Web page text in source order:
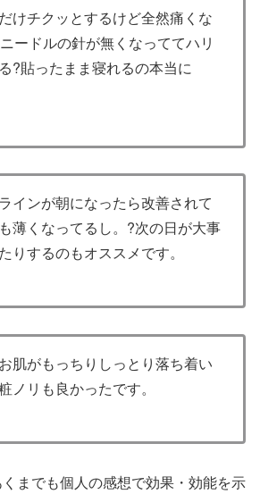
けチクッとするけど全然痛くな
ードルの針が無くなっててハリ
?貼ったまま寝れるの本当に
インが朝になったら改善されて
薄くなってるし。?次の日が大事
りするのもオススメです。
肌がもっちりしっとり落ち着い
ノリも良かったです。
くまでも個人の感想で効果・効能を示